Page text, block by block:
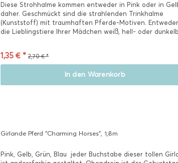
Diese Strohhalme kommen entweder in Pink oder in
daher. Geschmückt sind die strahlenden Trinkhalme
(Kunststoff) mit traumhaften Pferde-Motiven.
die Lieblingstiere Ihrer Mädchen weiß, hell- oder
1,35 € * 2,70 € *
In den Warenkorb
Girlande Pferd "Charming Horses", 1,8m
Pink, Gelb, Grün, Blau  jeder Buchstabe dieser tollen